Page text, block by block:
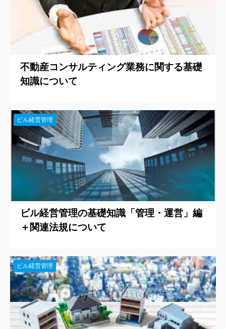
不動産コンサルティング業務に関する基礎
知識について
ビル経営管理
ビル経営管理の基礎知識「管理・運営」編
＋関連法規について
ビル経営管理